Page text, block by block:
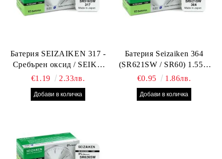
Батерия SEIZAIKEN 317 -
Сребърен оксид / SEIKO
SR516SW / SR62 – 1.55V –
Оригинална от Япония
€1.19 2.33лв.
Батерия Seizaiken 364
(SR621SW / SR60) 1.55V
Silver Oxide – оригинална
Seiko батерия за часовник
€0.95 1.86лв.